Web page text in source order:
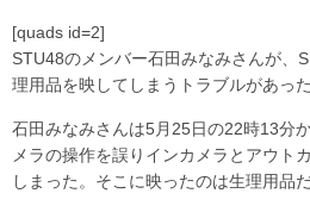
[quads id=2]
STU48のメンバー石田みなみさんが、
理用品を映してしまうトラブルがあった
石田みなみさんは5月25日の22時13分
メラの操作を誤りインカメラとアウト
しまった。そこに映ったのは生理用品